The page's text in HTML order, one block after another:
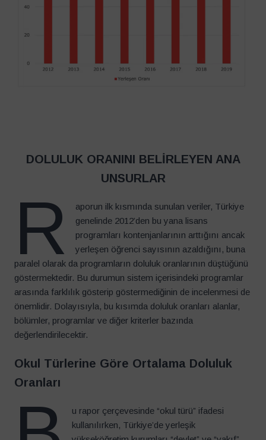
DOLULUK ORANINI BELİRLEYEN ANA
UNSURLAR
R
aporun ilk kısmında sunulan veriler, Türkiye
genelinde 2012’den bu yana lisans
programları kontenjanlarının arttığını ancak
yerleşen öğrenci sayısının azaldığını, buna
paralel olarak da programların doluluk oranlarının düştüğünü
göstermektedir. Bu durumun sistem içerisindeki programlar
arasında farklılık gösterip göstermediğinin de incelenmesi de
önemlidir. Dolayısıyla, bu kısımda doluluk oranları alanlar,
bölümler, programlar ve diğer kriterler bazında
değerlendirilecektir.
Okul Türlerine Göre Ortalama Doluluk
Oranları
u rapor çerçevesinde “okul türü” ifadesi
kullanılırken, Türkiye’de yerleşik